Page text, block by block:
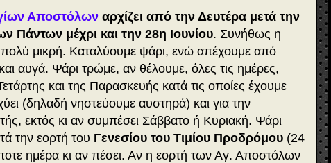
Αποστόλων αρχίζει από την Δευτέρα μετά την
Πάντων μέχρι και την 28η Ιουνίου. Συνήθως η
πολύ μικρή. Καταλύουμε ψάρι, ενώ απέχουμε από
αυγά. Ψάρι τρώμε, αν θέλουμε, όλες τις ημέρες,
και της Παρασκευής κατά τις οποίες έχουμε
(δηλαδή νηστεύουμε αυστηρά) και για την
εκτός κι αν συμπέσει Σάββατο ή Κυριακή. Ψάρι
την εορτή του Γενεσίου του Τιμίου Προδρόμου (24
ημέρα κι αν πέσει. Αν η εορτή των Αγ. Αποστόλων